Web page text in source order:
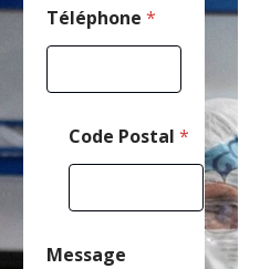
Téléphone *
Code Postal *
Message